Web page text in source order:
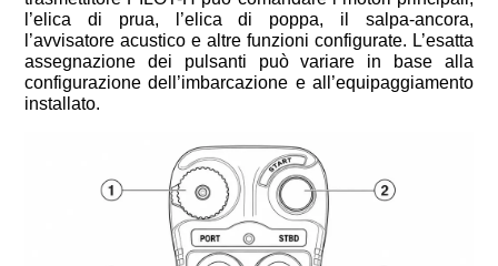
l’elica di prua, l’elica di poppa, il salpa-ancora,
l’avvisatore acustico e altre funzioni configurate. L’esatta
assegnazione dei pulsanti può variare in base alla
configurazione dell’imbarcazione e all’equipaggiamento
installato.